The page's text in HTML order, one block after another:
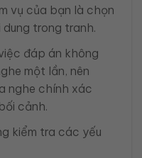
vụ của bạn là chọn
trong tranh.
đáp án không
một lần, nên
nghe chính xác
cảnh.
kiểm tra các yếu